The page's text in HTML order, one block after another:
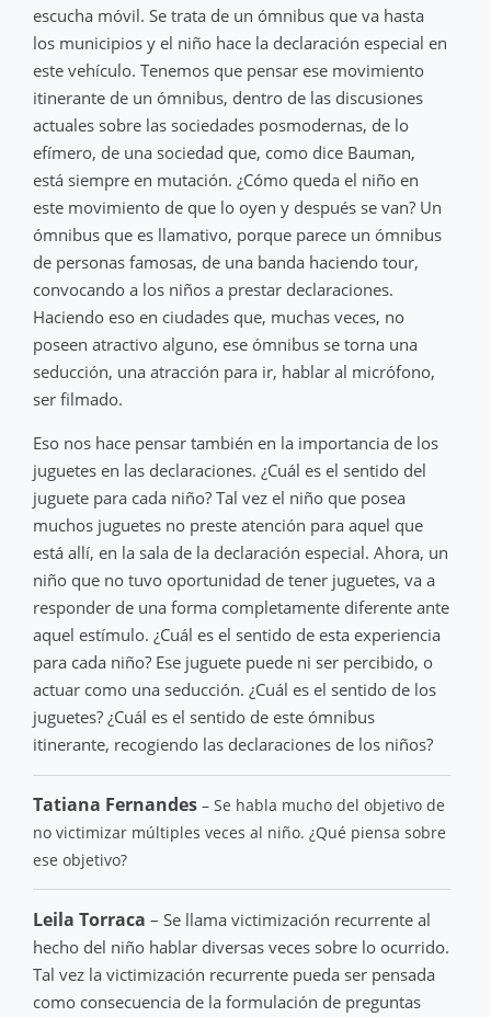
escucha móvil. Se trata de un ómnibus que va hasta
los municipios y el niño hace la declaración especial en
este vehículo. Tenemos que pensar ese movimiento
itinerante de un ómnibus, dentro de las discusiones
actuales sobre las sociedades posmodernas, de lo
efímero, de una sociedad que, como dice Bauman,
está siempre en mutación. ¿Cómo queda el niño en
este movimiento de que lo oyen y después se van? Un
ómnibus que es llamativo, porque parece un ómnibus
de personas famosas, de una banda haciendo tour,
convocando a los niños a prestar declaraciones.
Haciendo eso en ciudades que, muchas veces, no
poseen atractivo alguno, ese ómnibus se torna una
seducción, una atracción para ir, hablar al micrófono,
ser filmado.
Eso nos hace pensar también en la importancia de los
juguetes en las declaraciones. ¿Cuál es el sentido del
juguete para cada niño? Tal vez el niño que posea
muchos juguetes no preste atención para aquel que
está allí, en la sala de la declaración especial. Ahora, un
niño que no tuvo oportunidad de tener juguetes, va a
responder de una forma completamente diferente ante
aquel estímulo. ¿Cuál es el sentido de esta experiencia
para cada niño? Ese juguete puede ni ser percibido, o
actuar como una seducción. ¿Cuál es el sentido de los
juguetes? ¿Cuál es el sentido de este ómnibus
itinerante, recogiendo las declaraciones de los niños?
Tatiana Fernandes – Se habla mucho del objetivo de
no victimizar múltiples veces al niño. ¿Qué piensa sobre
ese objetivo?
Leila Torraca – Se llama victimización recurrente al
hecho del niño hablar diversas veces sobre lo ocurrido.
Tal vez la victimización recurrente pueda ser pensada
como consecuencia de la formulación de preguntas